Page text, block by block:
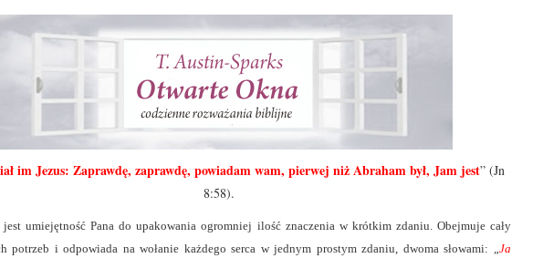
im Jezus: Zaprawdę, zaprawdę, powiadam wam, pierwej niż Abraham był, Jam jest” (Jn
8:58).
jest umiejętność Pana do upakowania ogromniej ilość znaczenia w krótkim zdaniu. Obejmuje cały
potrzeb i odpowiada na wołanie każdego serca w jednym prostym zdaniu, dwoma słowami: „ Ja